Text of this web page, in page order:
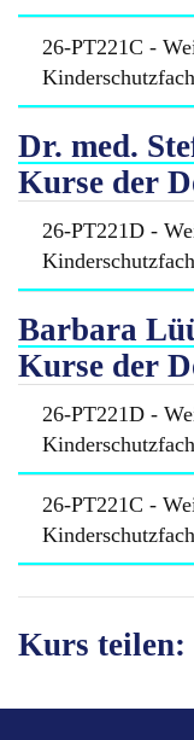
26-PT221C -
Dr. med.
Kurse der
26-PT221D -
Barbara
Kurse der
26-PT221D -
26-PT221C -
Kurs teilen: